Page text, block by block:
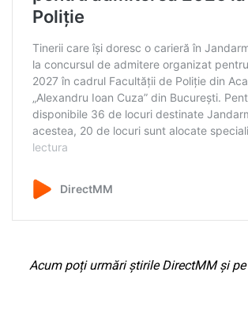
Acum poți urmări știrile DirectMM și pe